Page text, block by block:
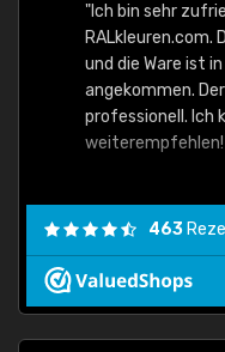
"Ich bin sehr
RALkleuren.com.
und die Ware ist
angekommen.
professionell. Ich
weiterempfehlen!
463